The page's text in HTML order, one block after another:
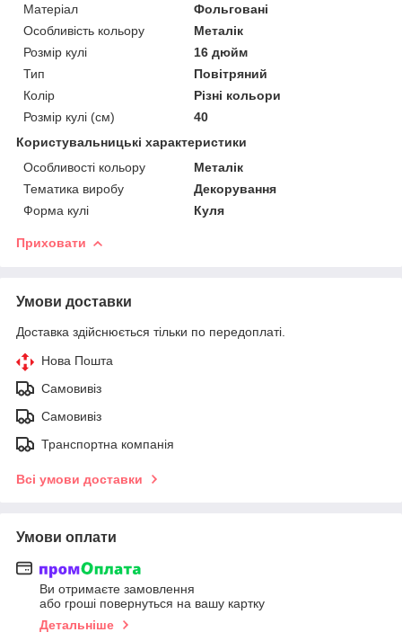
Матеріал
Фольговані
Особливість кольору
Металік
Розмір кулі
16 дюйм
Тип
Повітряний
Колір
Різні кольори
Розмір кулі (см)
40
Користувальницькі характеристики
Особливості кольору
Металік
Тематика виробу
Декорування
Форма кулі
Куля
Приховати
Умови доставки
Доставка здійснюється тільки по передоплаті.
Нова Пошта
Самовивіз
Самовивіз
Транспортна компанія
Всі умови доставки
Умови оплати
Ви отримаєте замовлення
або гроші повернуться на вашу картку
Детальніше